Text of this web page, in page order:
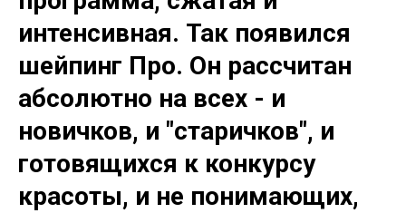
интенсивная. Так появился
шейпинг Про. Он рассчитан
абсолютно на всех - и
новичков, и "старичков", и
готовящихся к конкурсу
красоты, и не понимающих,